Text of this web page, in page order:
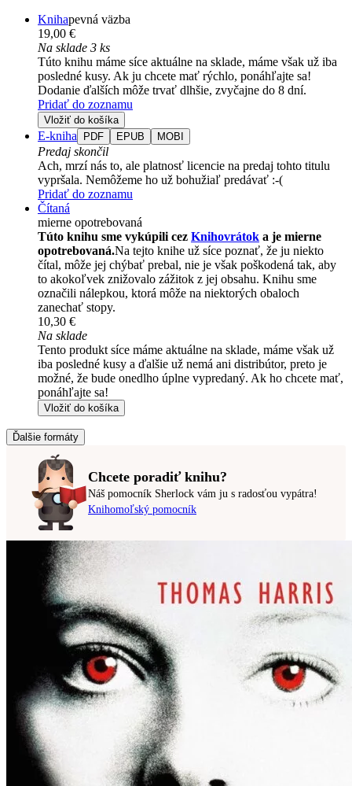
Knihapevná väzba
19,00 €
Na sklade 3 ks
Túto knihu máme síce aktuálne na sklade, máme však už iba
posledné kusy. Ak ju chcete mať rýchlo, ponáhľajte sa!
Dodanie ďalších môže trvať dlhšie, zvyčajne do 8 dní.
Pridať do zoznamu
Vložiť do košíka
E-kniha PDF EPUB MOBI
Predaj skončil
Ach, mrzí nás to, ale platnosť licencie na predaj tohto titulu
vypršala. Nemôžeme ho už bohužiaľ predávať :-(
Pridať do zoznamu
Čítaná
mierne opotrebovaná
Túto knihu sme vykúpili cez Knihovrátok a je mierne
opotrebovaná.Na tejto knihe už síce poznať, že ju niekto
čítal, môže jej chýbať prebal, nie je však poškodená tak, aby
to akokoľvek znižovalo zážitok z jej obsahu. Knihu sme
označili nálepkou, ktorá môže na niektorých obaloch
zanechať stopy.
10,30 €
Na sklade
Tento produkt síce máme aktuálne na sklade, máme však už
iba posledné kusy a ďalšie už nemá ani distribútor, preto je
možné, že bude onedlho úplne vypredaný. Ak ho chcete mať,
ponáhľajte sa!
Vložiť do košíka
Ďalšie formáty
Chcete poradiť knihu?
Náš pomocník Sherlock vám ju s radosťou vypátra!
Knihomoľský pomocník